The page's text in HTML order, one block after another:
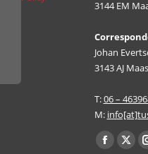
3144 EM
Johan
3143 AJ
T:06 –
M:
Vind ons op:
Facebook
X